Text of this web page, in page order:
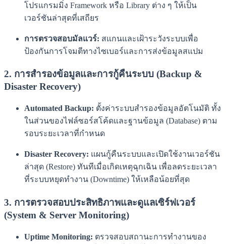
โปรแกรมมิ่ง Framework หรือ Library ต่าง ๆ ให้เป็น
เวอร์ชันล่าสุดที่เสถียร
การตรวจสอบมัลแวร์: สแกนและเฝ้าระวังระบบเพื่อ
ป้องกันการโจมตีทางไซเบอร์และการส่งข้อมูลสแปม
2. การสำรองข้อมูลและการกู้คืนระบบ (Backup &
Disaster Recovery)
Automated Backup: ตั้งค่าระบบสำรองข้อมูลอัตโนมัติ ทั้ง
ในส่วนของไฟล์ซอร์สโค้ดและฐานข้อมูล (Database) ตาม
รอบระยะเวลาที่กำหนด
Disaster Recovery: แผนกู้คืนระบบและเปิดใช้งานเวอร์ชัน
ล่าสุด (Restore) ทันทีเมื่อเกิดเหตุฉุกเฉิน เพื่อลดระยะเวลา
ที่ระบบหยุดทำงาน (Downtime) ให้เหลือน้อยที่สุด
3. การตรวจสอบประสิทธิภาพและดูแลเซิร์ฟเวอร์
(System & Server Monitoring)
Uptime Monitoring: ตรวจสอบสถานะการทำงานของ